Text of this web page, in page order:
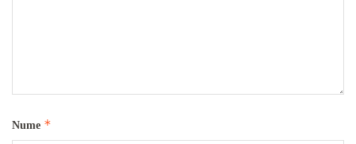
Nume *